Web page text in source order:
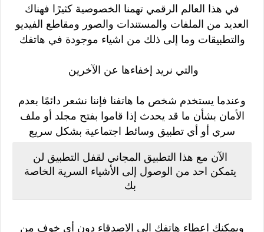
في هذا العالم الرقمي تهمنا الخصوصية كثيرًا فهناك
العديد من الملفات والمستندات والصور ومقاطع الفيديو
والتطبيقات وما إلى ذلك من اشياء موجودة في هاتفك
والتي نريد إخفاءها عن الآخرين
وعندما يستخدم شخص ما هاتفنا فإننا نشعر دائمًا بعدم
الأمان بشأن ما قد يحدث إذا قاموا بفتح مجلد أو ملف
سري أو أي تطبيق وسائط اجتماعية بشكل سريع
الآن مع هذا التطبيق المجاني لقفل التطبيق لن
يتمكن احد من الوصول إلى الأشياء السرية الخاصة
بك
ويمكنك اعطاء هاتفك الى الاصدقاء دون أي خوف من